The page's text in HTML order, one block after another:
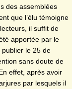
des assemblées
que l’élu témoigne
il suffit de
apportée par le
publier le 25 de
sans doute de
effet, après avoir
par lesquels il